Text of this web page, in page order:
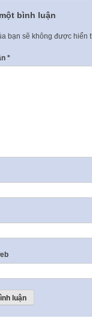
bình luận
bạn sẽ không được hiển
*